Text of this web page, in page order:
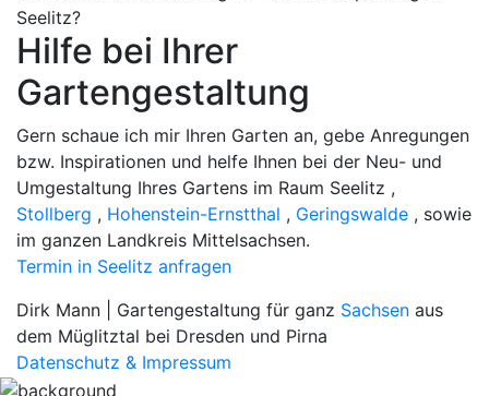
Seelitz?
Hilfe bei Ihrer
Gartengestaltung
Gern schaue ich mir Ihren Garten an, gebe Anregungen
bzw. Inspirationen und helfe Ihnen bei der Neu- und
Umgestaltung Ihres Gartens im Raum Seelitz ,
Stollberg , Hohenstein-Ernstthal , Geringswalde , sowie
im ganzen Landkreis Mittelsachsen.
Termin in Seelitz anfragen
Dirk Mann | Gartengestaltung für ganz Sachsen aus
dem Müglitztal bei Dresden und Pirna
Datenschutz & Impressum